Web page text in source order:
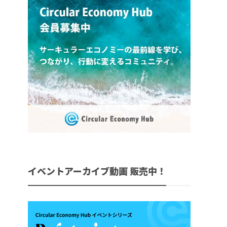
イベントアーカイブ動画 販売中！